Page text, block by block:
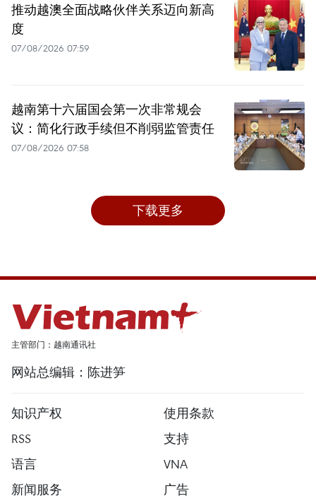
推动越澳全面战略伙伴关系迈向新高
度
07/08/2026 07:59
越南第十六届国会第一次非常规会
议：简化行政手续但不削弱监管责任
07/08/2026 07:58
下载更多
主管部门：越南通讯社
网站总编辑：陈进笋
知识产权
使用条款
RSS
支持
语言
VNA
新闻服务
广告